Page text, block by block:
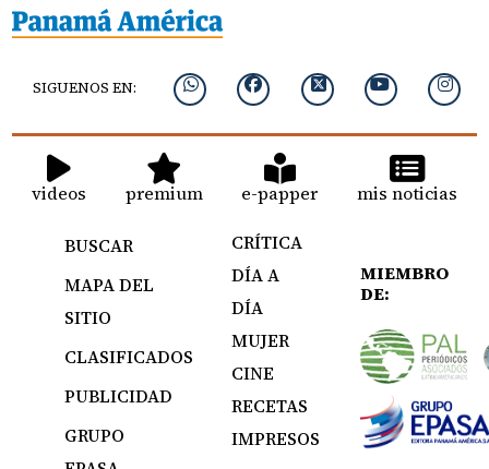
SIGUENOS EN:
videos premium e-papper mis noticias
BUSCAR
MAPA DEL
SITIO
CLASIFICADOS
PUBLICIDAD
GRUPO
CRÍTICA
DÍA A
DÍA
MUJER
CINE
RECETAS
IMPRESOS
MIEMBRO
DE: